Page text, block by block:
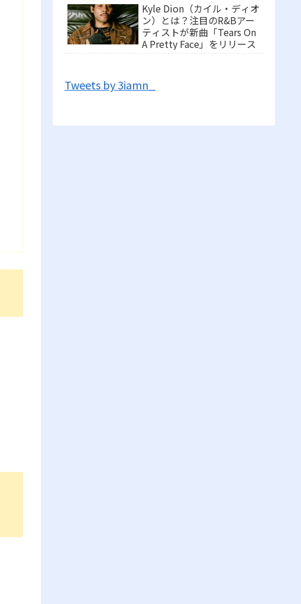
Kyle Dion（カイル・ディオ
ン）とは？注目のR&Bアー
ティストが新曲「Tears On
A Pretty Face」をリリース
Tweets by 3iamn_